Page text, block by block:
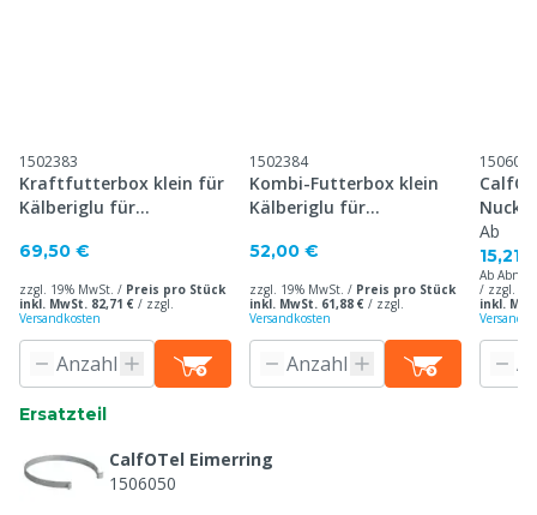
1502383
Kraftfutterbox klein für
Kälberiglu für
69,50 €
zzgl. 19% MwSt. / Preis pro Stück
inkl. MwSt. 82,71 € / zzgl.
Versandkosten
1502384
Kombi-Futterbox klein
Kälberiglu für
52,00 €
zzgl. 19% MwSt. / Preis pro Stück
inkl. MwSt. 61,88 € / zzgl.
Versandkosten
1506041
Ab
15,21
Ab
/ zzgl.
inkl.
Ersatzteil
CalfOTel Eimerring
1506050